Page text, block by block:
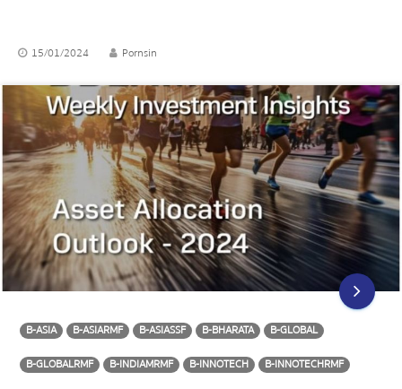
15/01/2024 Pornsin
B-ASIA B-ASIARMF B-ASIASSF B-BHARATA
B-GLOBAL
B-GLOBALRMF
B-INDIAMRMF B-INNOTECH
B-INNOTECHRMF